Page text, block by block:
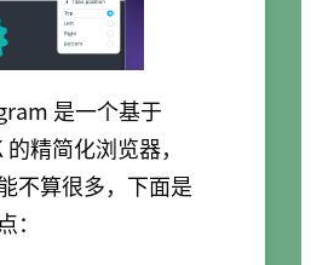
是一个基于
精简化浏览器，
不算很多，下面是
：